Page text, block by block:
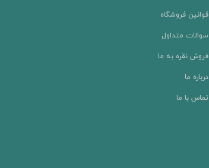
قوانین فروشگاه
سوالات متداول
فروش نقره به ما
درباره ما
تماس با ما